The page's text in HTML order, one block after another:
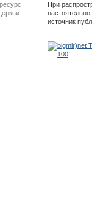
При
источник